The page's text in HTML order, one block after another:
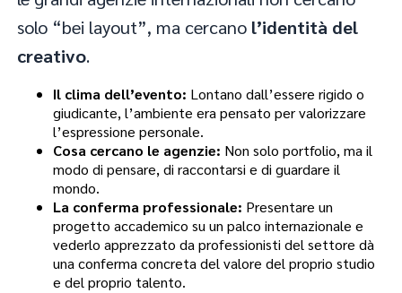
solo “bei layout”, ma cercano l’identità del
creativo.
Il clima dell’evento: Lontano dall’essere rigido o
giudicante, l’ambiente era pensato per valorizzare
l’espressione personale.
Cosa cercano le agenzie: Non solo portfolio, ma il
modo di pensare, di raccontarsi e di guardare il
mondo.
La conferma professionale: Presentare un
progetto accademico su un palco internazionale e
vederlo apprezzato da professionisti del settore dà
una conferma concreta del valore del proprio studio
e del proprio talento.